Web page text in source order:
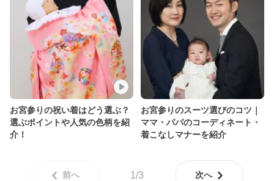
お宮参りの祝い着はどう選ぶ？
選ぶポイントや人気の色柄を紹
介！
お宮参りのスーツ選びのコツ｜
ママ・パパのコーディネート・
着こなしマナーを紹介
前へ 1/3 次へ